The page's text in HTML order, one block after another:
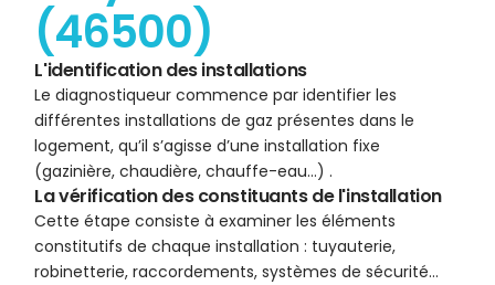
(46500)
L'identification des installations
Le diagnostiqueur commence par identifier les
différentes installations de gaz présentes dans le
logement, qu’il s’agisse d’une installation fixe
(gazinière, chaudière, chauffe-eau…) .
La vérification des constituants de l'installation
Cette étape consiste à examiner les éléments
constitutifs de chaque installation : tuyauterie,
robinetterie, raccordements, systèmes de sécurité…